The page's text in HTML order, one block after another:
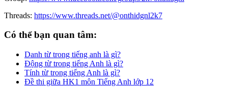
Threads: https://www.threads.net/@onthidgnl2k7
Có thể bạn quan tâm:
Danh từ trong tiếng anh là gì?
Động từ trong tiếng Anh là gì?
Tính từ trong tiếng Anh là gì?
Đề thi giữa HK1 môn Tiếng Anh lớp 12